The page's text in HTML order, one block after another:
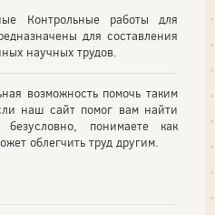
Контрольные работы для
для составления
научных трудов.
возможность помочь таким
наш сайт помог вам найти
понимаете как
облегчить труд другим.